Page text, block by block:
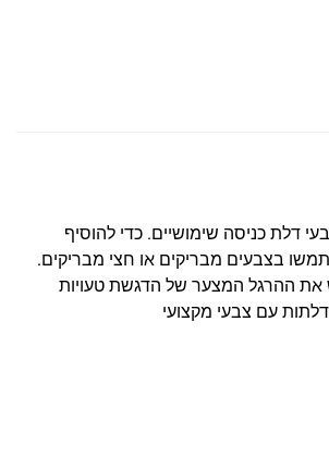
דלת כניסה שימושיים. כדי להוסיף
בצבעים מבריקים או חצי מבריקים.
את ההרגל המצער של הדגשת טעויות
עם צבעי מקצועי